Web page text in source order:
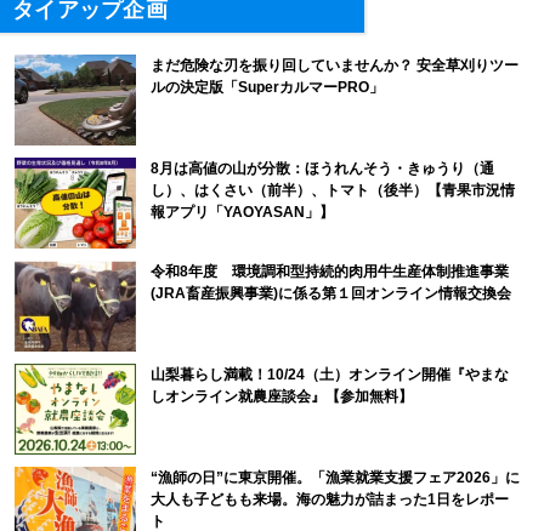
タイアップ企画
まだ危険な刃を振り回していませんか？ 安全草刈りツー
ルの決定版「SuperカルマーPRO」
8月は高値の山が分散：ほうれんそう・きゅうり（通
し）、はくさい（前半）、トマト（後半）【青果市況情
報アプリ「YAOYASAN」】
令和8年度 環境調和型持続的肉用牛生産体制推進事業
(JRA畜産振興事業)に係る第１回オンライン情報交換会
山梨暮らし満載！10/24（土）オンライン開催『やまな
しオンライン就農座談会』【参加無料】
“漁師の日”に東京開催。「漁業就業支援フェア2026」に
大人も子どもも来場。海の魅力が詰まった1日をレポー
ト